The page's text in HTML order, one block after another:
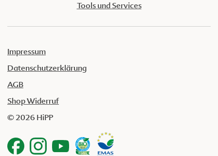
Tools und Services
Impressum
Datenschutzerklärung
AGB
Shop Widerruf
© 2026 HiPP